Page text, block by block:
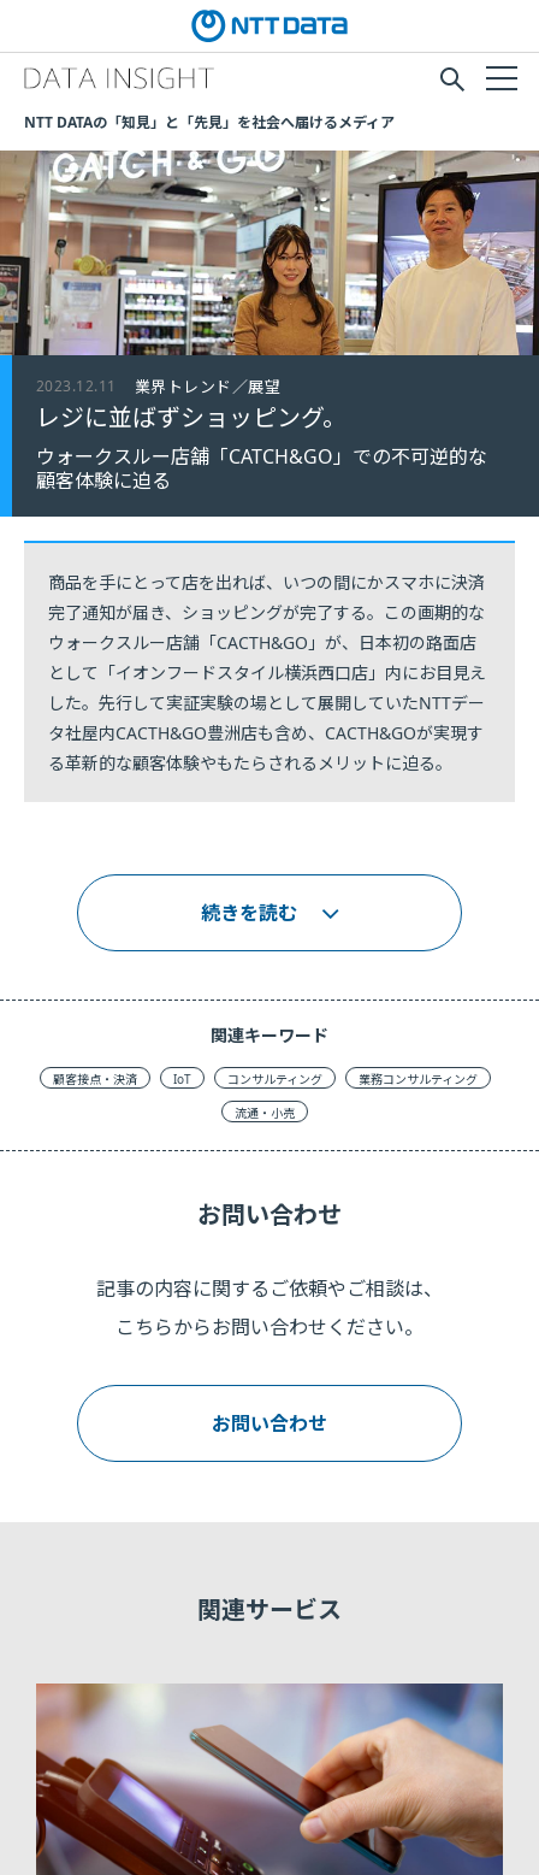
NTT DATAの「知見」と「先見」を社会へ届けるメディア
2023.12.11 業界トレンド／展望
レジに並ばずショッピング。
ウォークスルー店舗「CATCH&GO」での不可逆的な
顧客体験に迫る
商品を手にとって店を出れば、いつの間にかスマホに決済
完了通知が届き、ショッピングが完了する。この画期的な
ウォークスルー店舗「CACTH&GO」が、日本初の路面店
として「イオンフードスタイル横浜西口店」内にお目見え
した。先行して実証実験の場として展開していたNTTデー
タ社屋内CACTH&GO豊洲店も含め、CACTH&GOが実現す
る革新的な顧客体験やもたらされるメリットに迫る。
続きを読む
関連サービス
関連キーワード
顧客接点・決済 IoT コンサルティング
業務コンサルティング
流通・小売
お問い合わせ
記事の内容に関するご依頼やご相談は、
こちらからお問い合わせください。
お問い合わせ